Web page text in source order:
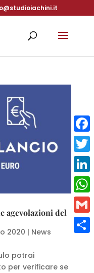
agevolazioni del
2020 | News
potrai
per verificare se